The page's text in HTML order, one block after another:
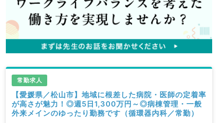
常勤求人
【愛媛県／松山市】地域に根差した病院・医師の定着率
が高さが魅力！◎週5日1,300万円～◎病棟管理・一般
外来メインのゆったり勤務です（循環器内科／常勤）